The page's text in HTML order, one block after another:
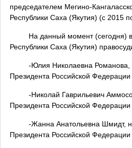
председателем Мегино-
Республики Саха (Якутия) (с 2015 по
На данный момент (сегодня)
Республики Саха (Якутия)
-Юлия Николаевна Романова,
Президента Российской
-Николай Гаврильевич
Президента Российской
-Жанна Анатольевна Шмидт,
Президента Российской